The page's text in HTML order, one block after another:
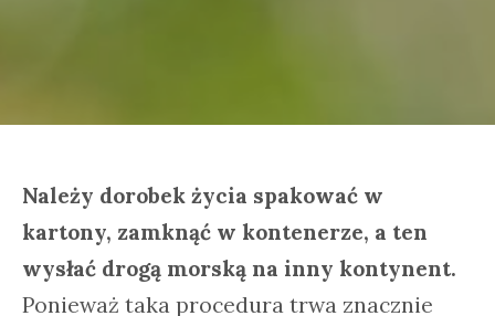
Należy dorobek życia spakować w
kartony, zamknąć w kontenerze, a ten
wysłać drogą morską na inny kontynent.
Ponieważ taka procedura trwa znacznie